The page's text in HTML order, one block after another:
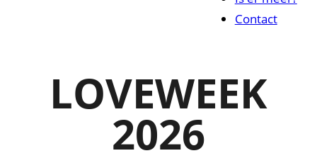
Contact
LOVEWEEK
2026